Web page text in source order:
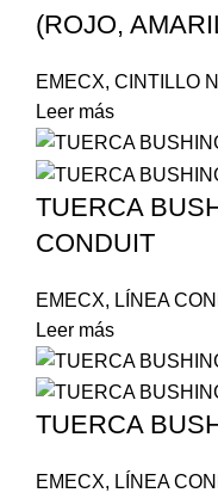
(ROJO,
EMECX, CINTILLO
Leer más
TUERCA
CONDUIT
EMECX, LÍNEA
Leer más
TUERCA
EMECX, LÍNEA